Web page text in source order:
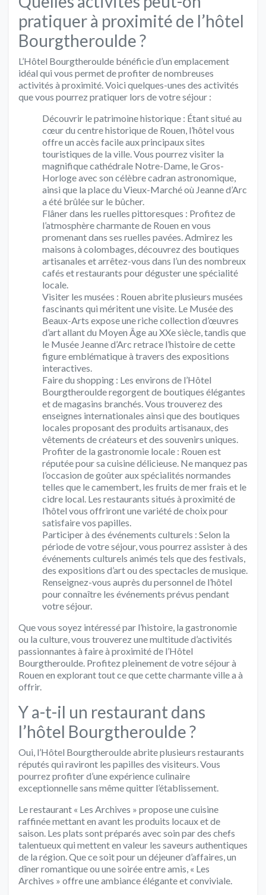
pratiquer à proximité de l’hôtel
Bourgtheroulde ?
L’Hôtel Bourgtheroulde bénéficie d’un emplacement
idéal qui vous permet de profiter de nombreuses
activités à proximité. Voici quelques-unes des activités
que vous pourrez pratiquer lors de votre séjour :
Découvrir le patrimoine historique : Étant situé au
cœur du centre historique de Rouen, l’hôtel vous
offre un accès facile aux principaux sites
touristiques de la ville. Vous pourrez visiter la
magnifique cathédrale Notre-Dame, le Gros-
Horloge avec son célèbre cadran astronomique,
ainsi que la place du Vieux-Marché où Jeanne d’Arc
a été brûlée sur le bûcher.
Flâner dans les ruelles pittoresques : Profitez de
l’atmosphère charmante de Rouen en vous
promenant dans ses ruelles pavées. Admirez les
maisons à colombages, découvrez des boutiques
artisanales et arrêtez-vous dans l’un des nombreux
cafés et restaurants pour déguster une spécialité
locale.
Visiter les musées : Rouen abrite plusieurs musées
fascinants qui méritent une visite. Le Musée des
Beaux-Arts expose une riche collection d’œuvres
d’art allant du Moyen Âge au XXe siècle, tandis que
le Musée Jeanne d’Arc retrace l’histoire de cette
figure emblématique à travers des expositions
interactives.
Faire du shopping : Les environs de l’Hôtel
Bourgtheroulde regorgent de boutiques élégantes
et de magasins branchés. Vous trouverez des
enseignes internationales ainsi que des boutiques
locales proposant des produits artisanaux, des
vêtements de créateurs et des souvenirs uniques.
Profiter de la gastronomie locale : Rouen est
réputée pour sa cuisine délicieuse. Ne manquez pas
l’occasion de goûter aux spécialités normandes
telles que le camembert, les fruits de mer frais et le
cidre local. Les restaurants situés à proximité de
l’hôtel vous offriront une variété de choix pour
satisfaire vos papilles.
Participer à des événements culturels : Selon la
période de votre séjour, vous pourrez assister à des
événements culturels animés tels que des festivals,
des expositions d’art ou des spectacles de musique.
Renseignez-vous auprès du personnel de l’hôtel
pour connaître les événements prévus pendant
votre séjour.
Que vous soyez intéressé par l’histoire, la gastronomie
ou la culture, vous trouverez une multitude d’activités
passionnantes à faire à proximité de l’Hôtel
Bourgtheroulde. Profitez pleinement de votre séjour à
Rouen en explorant tout ce que cette charmante ville a à
offrir.
Y a-t-il un restaurant dans
l’hôtel Bourgtheroulde ?
Oui, l’Hôtel Bourgtheroulde abrite plusieurs restaurants
réputés qui raviront les papilles des visiteurs. Vous
pourrez profiter d’une expérience culinaire
exceptionnelle sans même quitter l’établissement.
Le restaurant « Les Archives » propose une cuisine
raffinée mettant en avant les produits locaux et de
saison. Les plats sont préparés avec soin par des chefs
talentueux qui mettent en valeur les saveurs authentiques
de la région. Que ce soit pour un déjeuner d’affaires, un
dîner romantique ou une soirée entre amis, « Les
Archives » offre une ambiance élégante et conviviale.